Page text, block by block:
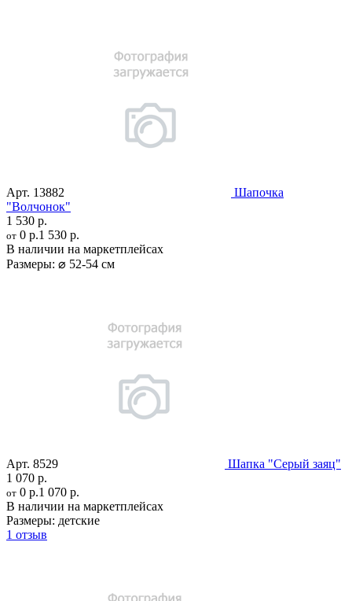
Арт. 13882
Шапочка
"Волчонок"
1 530 р.
от 0 р.1 530 р.
В наличии на маркетплейсах
Размеры: ⌀ 52-54 см
Арт. 8529
Шапка "Серый заяц"
1 070 р.
от 0 р.1 070 р.
В наличии на маркетплейсах
Размеры: детские
1 отзыв